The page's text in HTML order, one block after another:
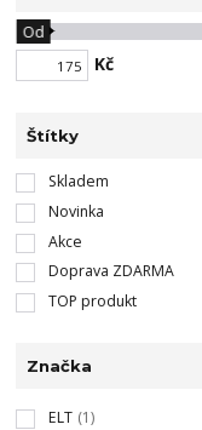
Kč
Od
Štítky
Skladem
Novinka
Akce
Doprava ZDARMA
TOP produkt
Značka
ELT (1)